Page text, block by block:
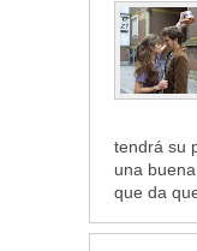
tendrá su
una
que da